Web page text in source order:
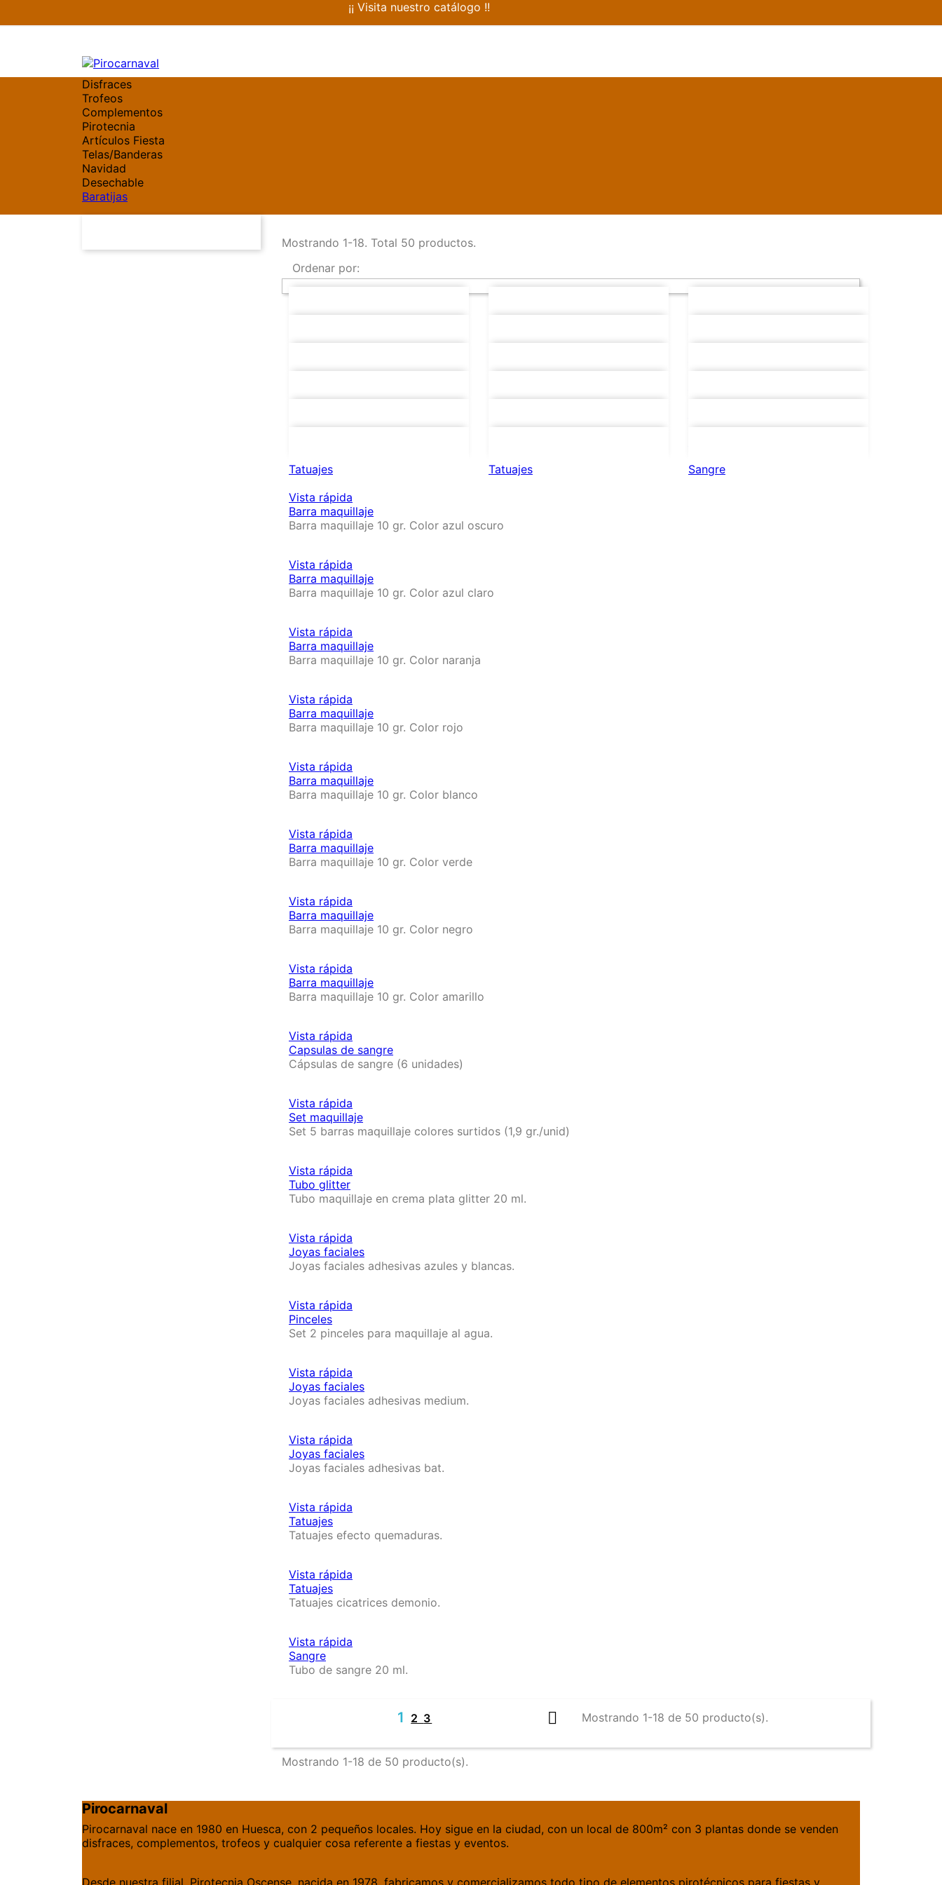
¡¡ Visita nuestro catálogo !!
Disfraces
Trofeos
Complementos
Pirotecnia
Artículos Fiesta
Telas/Banderas
Navidad
Desechable
Baratijas
Mostrando 1-18. Total 50 productos.
Ordenar por:
Tatuajes
Tatuajes
Sangre
Vista rápida
Barra maquillaje
Barra maquillaje 10 gr. Color azul oscuro
Vista rápida
Barra maquillaje
Barra maquillaje 10 gr. Color azul claro
Vista rápida
Barra maquillaje
Barra maquillaje 10 gr. Color naranja
Vista rápida
Barra maquillaje
Barra maquillaje 10 gr. Color rojo
Vista rápida
Barra maquillaje
Barra maquillaje 10 gr. Color blanco
Vista rápida
Barra maquillaje
Barra maquillaje 10 gr. Color verde
Vista rápida
Barra maquillaje
Barra maquillaje 10 gr. Color negro
Vista rápida
Barra maquillaje
Barra maquillaje 10 gr. Color amarillo
Vista rápida
Capsulas de sangre
Cápsulas de sangre (6 unidades)
Vista rápida
Set maquillaje
Set 5 barras maquillaje colores surtidos (1,9 gr./unid)
Vista rápida
Tubo glitter
Tubo maquillaje en crema plata glitter 20 ml.
Vista rápida
Joyas faciales
Joyas faciales adhesivas azules y blancas.
Vista rápida
Pinceles
Set 2 pinceles para maquillaje al agua.
Vista rápida
Joyas faciales
Joyas faciales adhesivas medium.
Vista rápida
Joyas faciales
Joyas faciales adhesivas bat.
Vista rápida
Tatuajes
Tatuajes efecto quemaduras.
Vista rápida
Tatuajes
Tatuajes cicatrices demonio.
Vista rápida
Sangre
Tubo de sangre 20 ml.
1 2 3  Mostrando 1-18 de 50 producto(s).
Mostrando 1-18 de 50 producto(s).
Pirocarnaval
Pirocarnaval nace en 1980 en Huesca, con 2 pequeños locales. Hoy sigue en la ciudad, con un local de 800m² con 3 plantas donde se venden
disfraces, complementos, trofeos y cualquier cosa referente a fiestas y eventos.
Desde nuestra filial, Pirotecnia Oscense, nacida en 1978, fabricamos y comercializamos todo tipo de elementos pirotécnicos para fiestas y